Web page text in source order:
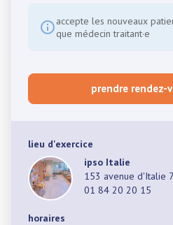
accepte les nouveaux
que médecin traitant·e
prendre rendez-
lieu d'exercice
ipso Italie
153 avenue d'Italie
01 84 20 20 15
horaires